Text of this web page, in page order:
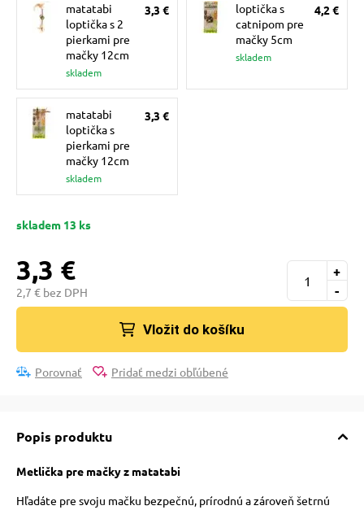
poukazy
matatabi
loptička s 2
pierkami pre
mačky 12cm
skladem
3,3 €
loptička s
catnipom pre
mačky 5cm
skladem
4,2 €
matatabi
loptička s
pierkami pre
mačky 12cm
skladem
3,3 €
skladem 13 ks
3,3 €
2,7 € bez DPH -
+
Vložit do košíku
Porovnať Pridať medzi obľúbené
Popis produktu
Metlička pre mačky z matatabi
Hľadáte pre svoju mačku bezpečnú, prírodnú a zároveň šetrnú